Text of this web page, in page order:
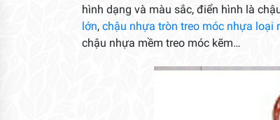
hình dạng và màu sắc, điển hình là
lớn, chậu nhựa tròn treo móc nhựa loại
chậu nhựa mềm treo móc kẽm…